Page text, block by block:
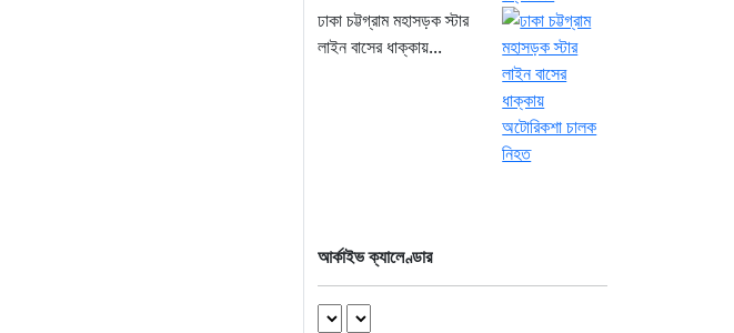
ঢাকা চট্টগ্রাম মহাসড়ক স্টার
লাইন বাসের ধাক্কায়...
আর্কাইভ ক্যালেণ্ডার